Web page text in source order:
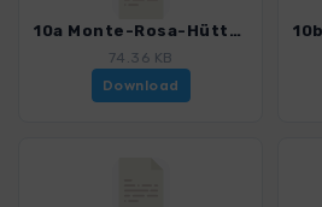
10a Monte-Rosa-Hütte - Stockhornpass - Adlerpass - Saas-Fee.gpx
74.36 KB
Download